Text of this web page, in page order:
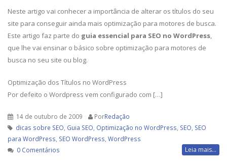
Neste artigo vai conhecer a importância de alterar os títulos do seu
site para conseguir ainda mais optimização para motores de busca.
Este artigo faz parte do guia essencial para SEO no WordPress,
que lhe vai ensinar o básico sobre optimização para motores de
busca no seu site ou blog.
Optimização dos Títulos no WordPress
Por defeito o Wordpress vem configurado com […]
14 de outubro de 2009 PorRedação
dicas sobre SEO, Guia SEO, Optimização no WordPress, SEO, SEO
para WordPress, SEO WordPress, WordPress
0 Comentários
Leia mais...